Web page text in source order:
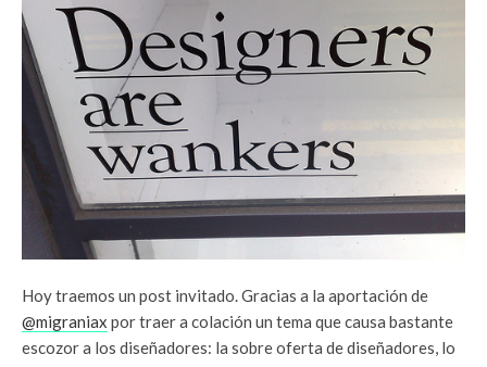
Hoy traemos un post invitado. Gracias a la aportación de
@migraniax por traer a colación un tema que causa bastante
escozor a los diseñadores: la sobre oferta de diseñadores, lo